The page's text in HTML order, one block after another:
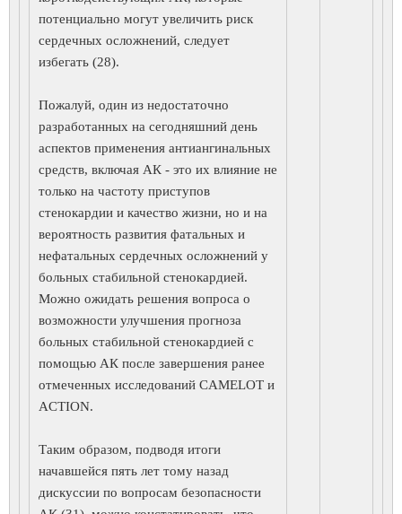
потенциально могут увеличить риск
сердечных осложнений, следует
избегать (28).
Пожалуй, один из недостаточно
разработанных на сегодняшний день
аспектов применения антиангинальных
средств, включая АК - это их влияние не
только на частоту приступов
стенокардии и качество жизни, но и на
вероятность развития фатальных и
нефатальных сердечных осложнений у
больных стабильной стенокардией.
Можно ожидать решения вопроса о
возможности улучшения прогноза
больных стабильной стенокардией с
помощью АК после завершения ранее
отмеченных исследований CAMELOT и
ACTION.
Таким образом, подводя итоги
начавшейся пять лет тому назад
дискуссии по вопросам безопасности